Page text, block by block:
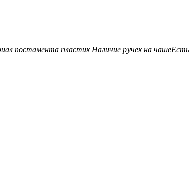
постамента пластик Наличие ручек на чашеЕсть